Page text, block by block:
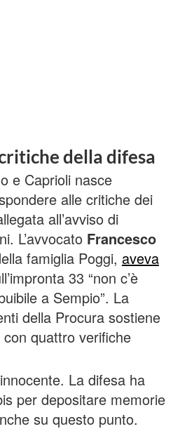
della difesa
e Caprioli nasce
alle critiche dei
all’avviso di
L’avvocato Francesco
famiglia Poggi, aveva
33 “non c’è
a Sempio”. La
della Procura sostiene
quattro verifiche
La difesa ha
per depositare memorie
su questo punto.